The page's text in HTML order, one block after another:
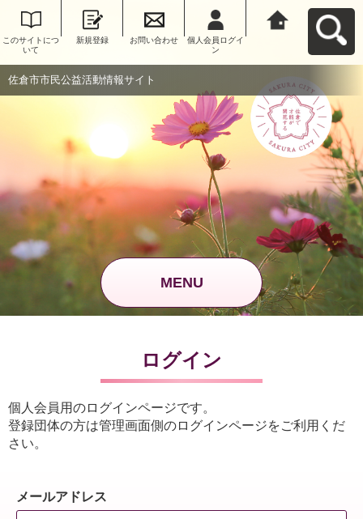
このサイトにつ
いて
新規登録 お問い合わせ
個人会員ログイ
ン
佐倉市市民公益活動情報サイト
MENU
ログイン
個人会員用のログインページです。
登録団体の方は管理画面側のログインページをご利用くだ
さい。
メールアドレス